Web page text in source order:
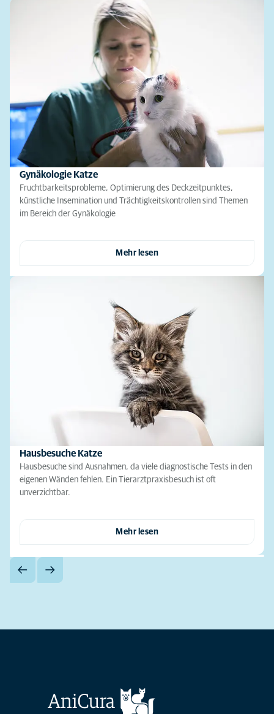
Gynäkologie Katze
Fruchtbarkeitsprobleme, Optimierung des Deckzeitpunktes,
künstliche Insemination und Trächtigkeitskontrollen sind Themen
im Bereich der Gynäkologie
Mehr lesen
Hausbesuche Katze
Hausbesuche sind Ausnahmen, da viele diagnostische Tests in den
eigenen Wänden fehlen. Ein Tierarztpraxisbesuch ist oft
unverzichtbar.
Mehr lesen